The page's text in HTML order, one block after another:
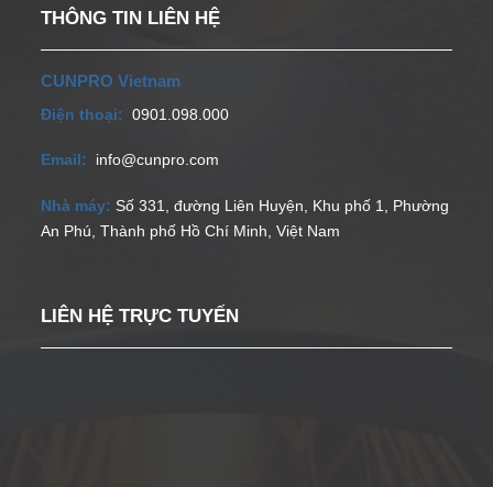
THÔNG TIN LIÊN HỆ
CUNPRO Vietnam
Điện thoại: 0901.098.000
Email: info@cunpro.com
Nhà máy: Số 331, đường Liên Huyện, Khu phố 1, Phường
An Phú, Thành phố Hồ Chí Minh, Việt Nam
LIÊN HỆ TRỰC TUYẾN